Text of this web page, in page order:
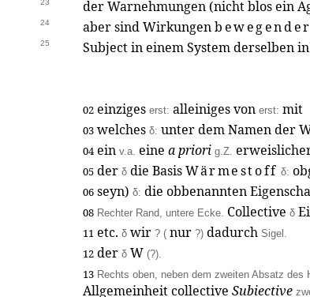
23 der Warnehmungen (nicht blos ein
24 aber sind Wirkungen
25 Subject in einem System derselben
02 einziges erst: alleiniges von erst: mit
03 welches δ: unter dem Namen der
04 ein v.a. eine a priori g.Z.
05 der δ die BasisWärmestoff δ:
06 seyn) δ: die obbenannten
08 Rechter Rand, untere Ecke. Collective δ
11 etc. δ wir ? ( nur ?) dadurch Sigel.
12 der δ W (?).
13 Rechts oben, neben dem zweiten Absatz
Allgemeinheit collective Subiective